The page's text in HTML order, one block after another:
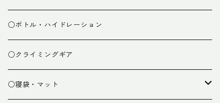
ミドルレイヤー
ベースレイヤー
パンツ
○ボトル・ハイドレーション
○クライミングギア
○寝袋・マット